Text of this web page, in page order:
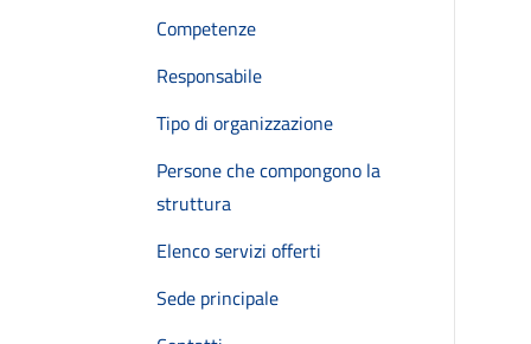
Competenze
Responsabile
Tipo di organizzazione
Persone che compongono la
struttura
Elenco servizi offerti
Sede principale